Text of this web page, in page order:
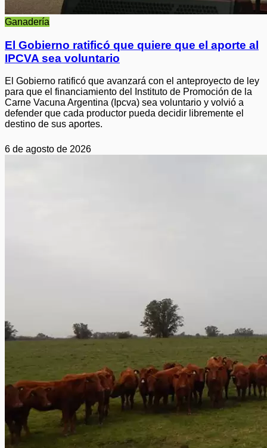
Ganadería
El Gobierno ratificó que quiere que el aporte al
IPCVA sea voluntario
El Gobierno ratificó que avanzará con el anteproyecto de ley
para que el financiamiento del Instituto de Promoción de la
Carne Vacuna Argentina (Ipcva) sea voluntario y volvió a
defender que cada productor pueda decidir libremente el
destino de sus aportes.
6 de agosto de 2026